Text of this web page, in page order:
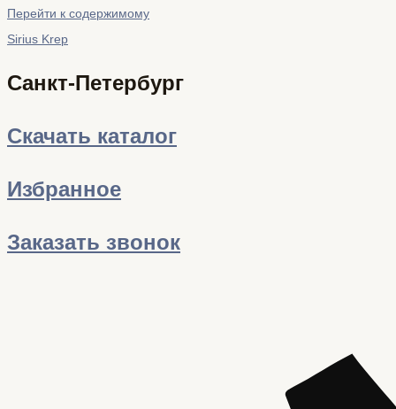
Перейти к содержимому
Sirius Krep
Санкт-Петербург
Скачать каталог
Избранное
Заказать звонок